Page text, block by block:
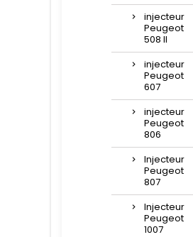
injecteur
Peugeot
508 II
injecteur
Peugeot
607
injecteur
Peugeot
806
Injecteur
Peugeot
807
Injecteur
Peugeot
1007